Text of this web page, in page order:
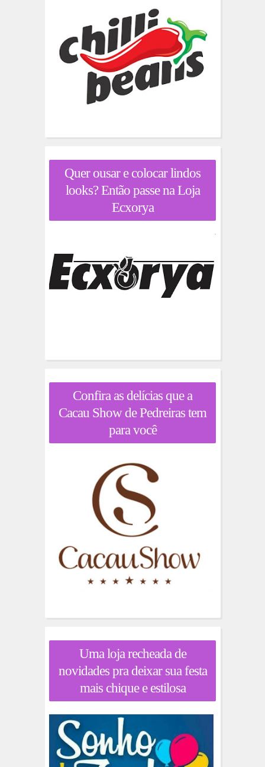
Quer ousar e colocar lindos
looks? Então passe na Loja
Ecxorya
Confira as delícias que a
Cacau Show de Pedreiras tem
para você
Uma loja recheada de
novidades pra deixar sua festa
mais chique e estilosa